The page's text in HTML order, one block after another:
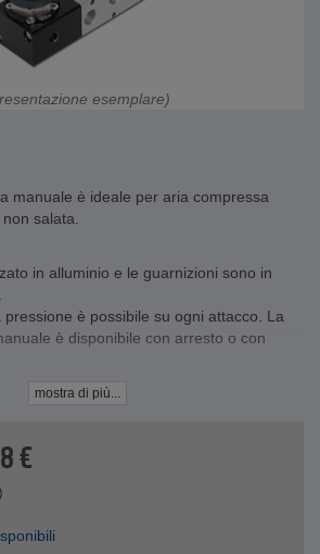
esemplare)
manuale è ideale per aria compressa
salata.
in alluminio e le guarnizioni sono in
pressione è possibile su ogni attacco. La
è disponibile con arresto o con
da -0,95 a 10 bar
da -15 a max. +60 °C
mostra di più...
€